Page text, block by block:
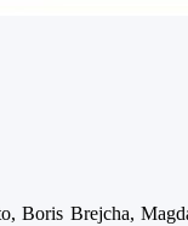
Boris Brejcha,